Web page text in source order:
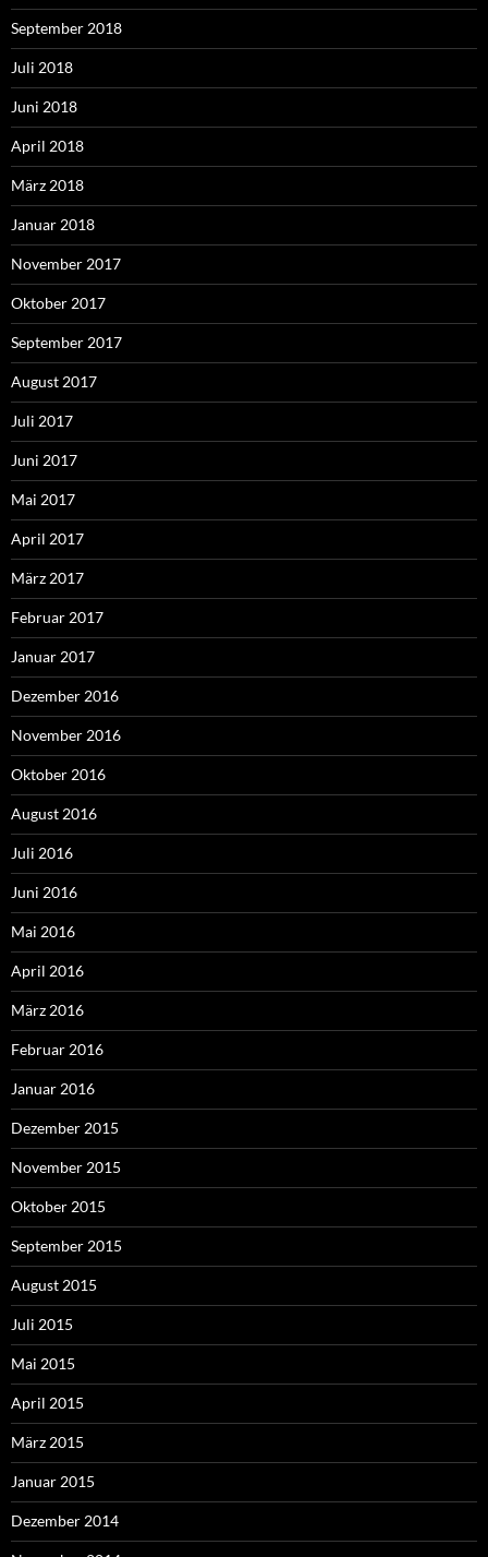
September 2018
Juli 2018
Juni 2018
April 2018
März 2018
Januar 2018
November 2017
Oktober 2017
September 2017
August 2017
Juli 2017
Juni 2017
Mai 2017
April 2017
März 2017
Februar 2017
Januar 2017
Dezember 2016
November 2016
Oktober 2016
August 2016
Juli 2016
Juni 2016
Mai 2016
April 2016
März 2016
Februar 2016
Januar 2016
Dezember 2015
November 2015
Oktober 2015
September 2015
August 2015
Juli 2015
Mai 2015
April 2015
März 2015
Januar 2015
Dezember 2014